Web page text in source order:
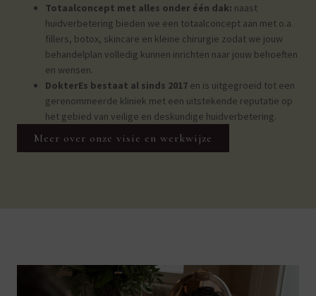
Totaalconcept met alles onder één dak: naast
huidverbetering bieden we een totaalconcept aan met o.a.
fillers, botox, skincare en kleine chirurgie zodat we jouw
behandelplan volledig kunnen inrichten naar jouw behoeften
en wensen.
DokterEs bestaat al sinds 2017 en is uitgegroeid tot een
gerenommeerde kliniek met een uitstekende reputatie op
het gebied van veilige en deskundige huidverbetering.
Meer over onze visie en werkwijze